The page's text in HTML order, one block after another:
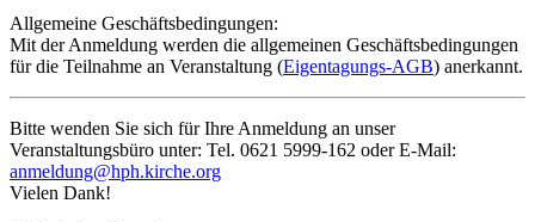
Allgemeine Geschäftsbedingungen:
Mit der Anmeldung werden die allgemeinen Geschäftsbedingungen
für die Teilnahme an Veranstaltung (Eigentagungs-AGB) anerkannt.
Bitte wenden Sie sich für Ihre Anmeldung an unser
Veranstaltungsbüro unter: Tel. 0621 5999-162 oder E-Mail:
anmeldung@hph.kirche.org
Vielen Dank!